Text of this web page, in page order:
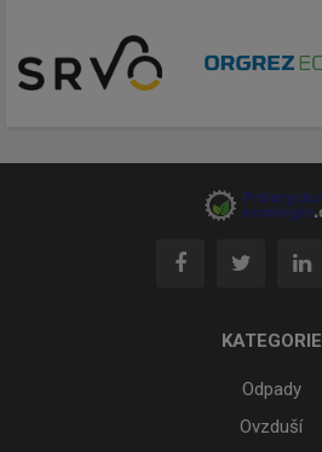
KATEGORIE
Odpady
Ovzduší